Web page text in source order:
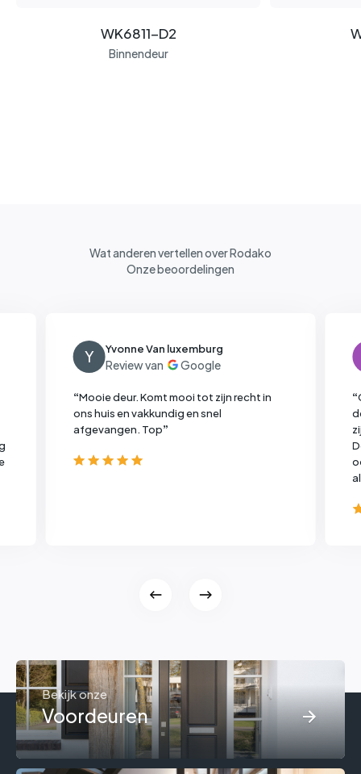
WK6811-D2
Binnendeur
Wat anderen vertellen over Rodako
Onze beoordelingen
Yvonne Van luxemburg
Y
“Mooie deur. Komt mooi tot zijn recht in
ons huis en vakkundig en snel
afgevangen. Top”
“
Bekijk onze
Voordeuren